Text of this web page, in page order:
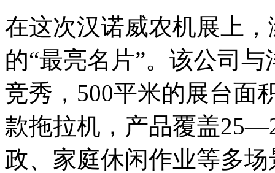
在这次汉诺威农机展上
的“最亮名片”。该公司
竞秀，500平米的展台面
款拖拉机，产品覆盖
政、家庭休闲作业等多